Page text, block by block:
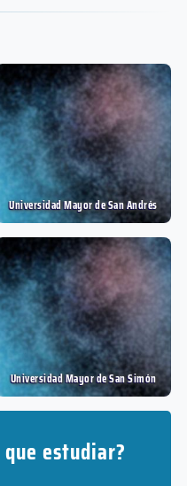
Universidad Mayor de San Andrés
Universidad Mayor de San Simón
estudiar?